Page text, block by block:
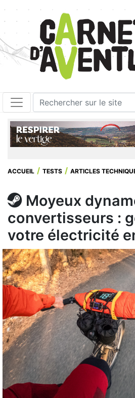
ACCUEIL TESTS ARTICLES
Moyeux
convertisseurs :
votre électricité